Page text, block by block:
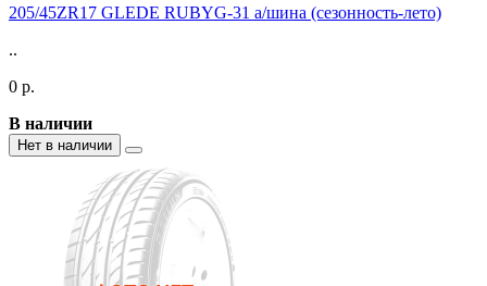
205/45ZR17 GLEDE RUBYG-31 а/шина (сезонность-лето)
..
0 р.
В наличии
Нет в наличии